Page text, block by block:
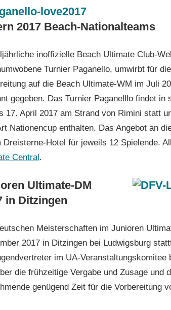
2017 Beach-Nationalteams
inoffizielle Beach Ultimate Club-
Turnier Paganello, umwirbt für
auf die Beach Ultimate-WM im Juli
gegeben. Das Turnier Paganelllo findet in
17. April 2017 am Strand von Rimini statt
Nationencup enthalten. Das Angebot an
Dreisterne-Hotel für jeweils 12 Spielende.
Central .
Ultimate-DM
in Ditzingen
Meisterschaften im Junioren
2017 in Ditzingen bei Ludwigsburg
im UA-
die frühzeitige Vergabe und Zusage und
genügend Zeit für die Vorbereitung